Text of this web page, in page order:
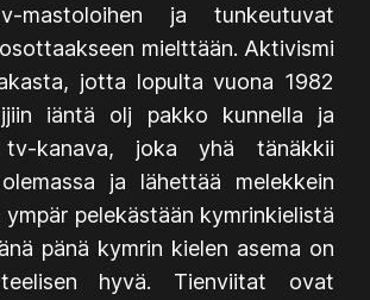
mastoloihen ja tunkeutuvat
mielttään. Aktivismi
jotta lopulta vuona 1982
iäntä olj pakko kunnella ja
tv-kanava, joka yhä tänäkkii
ja lähettää melekkein
pelekästään kymrinkielistä
pänä kymrin kielen asema on
hyvä. Tienviitat ovat